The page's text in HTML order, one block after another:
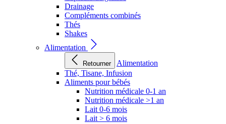
Drainage
Compléments combinés
Thés
Shakes
Alimentation
Retourner
Alimentation
Thé, Tisane, Infusion
Aliments pour bébés
Nutrition médicale 0-1 an
Nutrition médicale >1 an
Lait 0-6 mois
Lait > 6 mois